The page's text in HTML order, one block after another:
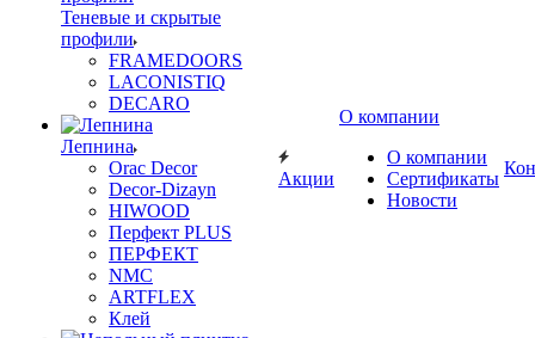
Теневые и скрытые
профили
FRAMEDOORS
LACONISTIQ
DECARO
Лепнина
Orac Decor
Decor-Dizayn
HIWOOD
Перфект PLUS
ПЕРФЕКТ
NMC
ARTFLEX
Клей
Акции
О компании
О компании
Сертификаты
Новости